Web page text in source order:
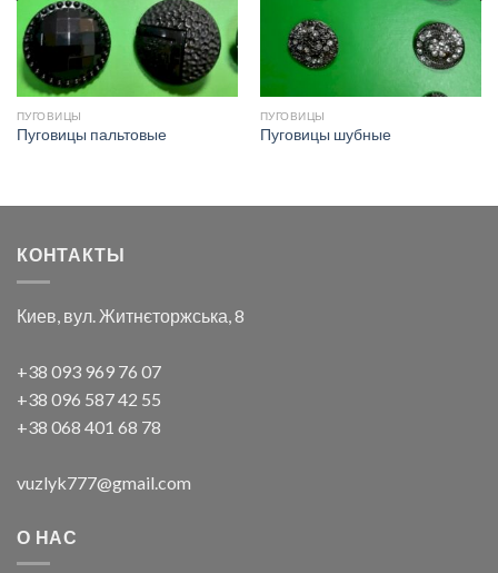
ПУГОВИЦЫ
Пуговицы пальтовые
ПУГОВИЦЫ
Пуговицы шубные
КОНТАКТЫ
Киев, вул. Житнєторжська, 8
+38 093 969 76 07
+38 096 587 42 55
+38 068 401 68 78
vuzlyk777@gmail.com
О НАС